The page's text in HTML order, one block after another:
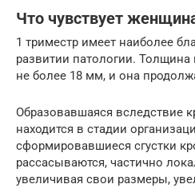
Что чувствует
1 триместр имеет наиболее
развитии патологии.
не более 18 мм, и она
Образовавшаяся вследствие
находится в стадии
сформировавшиеся сгустки
рассасываются, частично
увеличивая свои размеры,